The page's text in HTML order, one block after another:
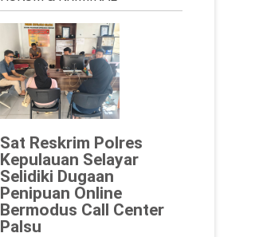
Sat Reskrim Polres
Kepulauan Selayar
Selidiki Dugaan
Penipuan Online
Bermodus Call Center
Palsu